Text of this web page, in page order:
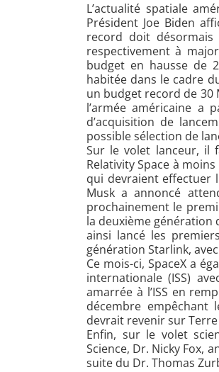
L’actualité spatiale
Président Joe Biden
record doit
respectivement à
budget en hausse de
habitée dans le cadre
un budget record de 30
l’armée américaine a
d’acquisition de
possible sélection de
Sur le volet lanceur, il
Relativity Space à
qui devraient effectuer
Musk a annoncé
prochainement le
la deuxième génération
ainsi lancé les
génération Starlink,
Ce mois-ci, SpaceX a
internationale (ISS)
amarrée à l’ISS en
décembre empêchant
devrait revenir sur
Enfin, sur le volet
Science, Dr. Nicky Fox,
suite du Dr. Thomas